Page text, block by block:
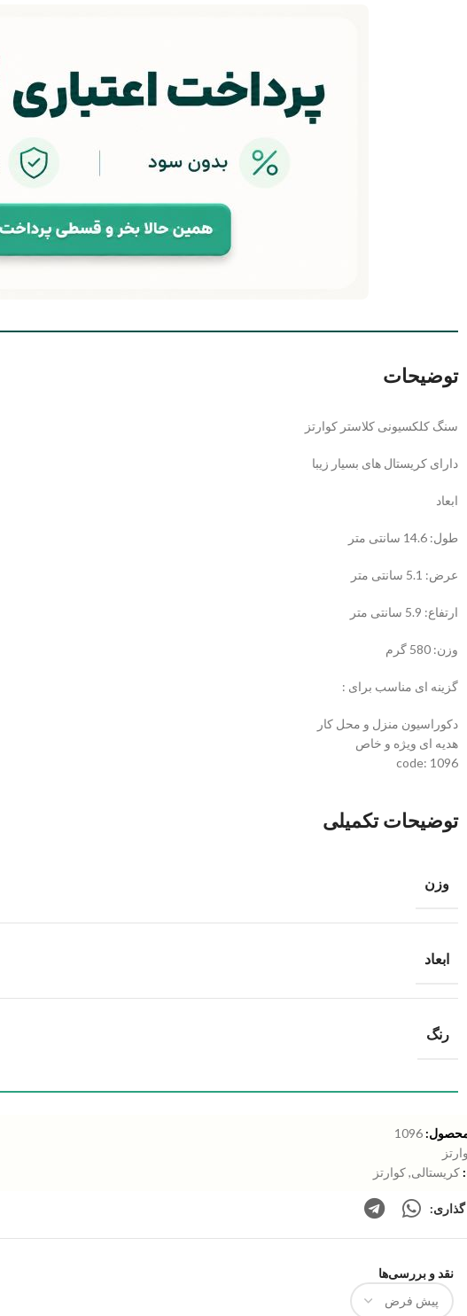
توضیحات
سنگ کلکسیونی کلاستر کوارتز
دارای کریستال های بسیار زیبا
ابعاد
طول: 14.6 سانتی متر
عرض: 5.1 سانتی متر
ارتفاع: 5.9 سانتی متر
وزن: 580 گرم
گزینه ای مناسب برای :
دکوراسیون منزل و محل کار
هدیه ای ویژه و خاص
code: 1096
توضیحات تکمیلی
وزن
ابعاد
رنگ
1096
کریستالی,کوارتز
نقد و بررسی‌ها